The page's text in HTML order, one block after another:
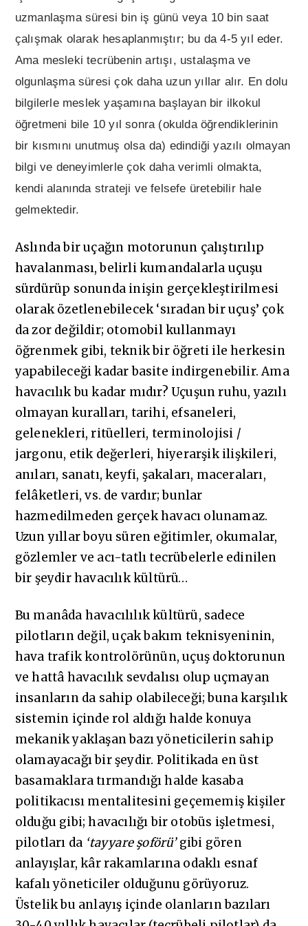
uzmanlaşma süresi bin iş günü veya 10 bin saat
çalışmak olarak hesaplanmıştır; bu da 4-5 yıl eder.
Ama mesleki tecrübenin artışı, ustalaşma ve
olgunlaşma süresi çok daha uzun yıllar alır. En dolu
bilgilerle meslek yaşamına başlayan bir ilkokul
öğretmeni bile 10 yıl sonra (okulda öğrendiklerinin
bir kısmını unutmuş olsa da) edindiği yazılı olmayan
bilgi ve deneyimlerle çok daha verimli olmakta,
kendi alanında strateji ve felsefe üretebilir hale
gelmektedir.
Aslında bir uçağın motorunun çalıştırılıp
havalanması, belirli kumandalarla uçuşu
sürdürüp sonunda inişin gerçekleştirilmesi
olarak özetlenebilecek ‘sıradan bir uçuş’ çok
da zor değildir; otomobil kullanmayı
öğrenmek gibi, teknik bir öğreti ile herkesin
yapabileceği kadar basite indirgenebilir. Ama
havacılık bu kadar mıdır? Uçuşun ruhu, yazılı
olmayan kuralları, tarihi, efsaneleri,
gelenekleri, ritüelleri, terminolojisi /
jargonu, etik değerleri, hiyerarşik ilişkileri,
anıları, sanatı, keyfi, şakaları, maceraları,
felâketleri, vs. de vardır; bunlar
hazmedilmeden gerçek havacı olunamaz.
Uzun yıllar boyu süren eğitimler, okumalar,
gözlemler ve acı-tatlı tecrübelerle edinilen
bir şeydir havacılık kültürü…
Bu manâda havacılılık kültürü, sadece
pilotların değil, uçak bakım teknisyeninin,
hava trafik kontrolörünün, uçuş doktorunun
ve hattâ havacılık sevdalısı olup uçmayan
insanların da sahip olabileceği; buna karşılık
sistemin içinde rol aldığı halde konuya
mekanik yaklaşan bazı yöneticilerin sahip
olamayacağı bir şeydir. Politikada en üst
basamaklara tırmandığı halde kasaba
politikacısı mentalitesini geçememiş kişiler
olduğu gibi; havacılığı bir otobüs işletmesi,
pilotları da ‘tayyare şoförü’gibi gören
anlayışlar, kâr rakamlarına odaklı esnaf
kafalı yöneticiler olduğunu görüyoruz.
Üstelik bu anlayış içinde olanların bazıları